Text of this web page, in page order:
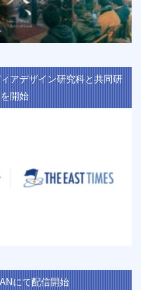
アデザイン研究科と共同研
開始
にて配信開始